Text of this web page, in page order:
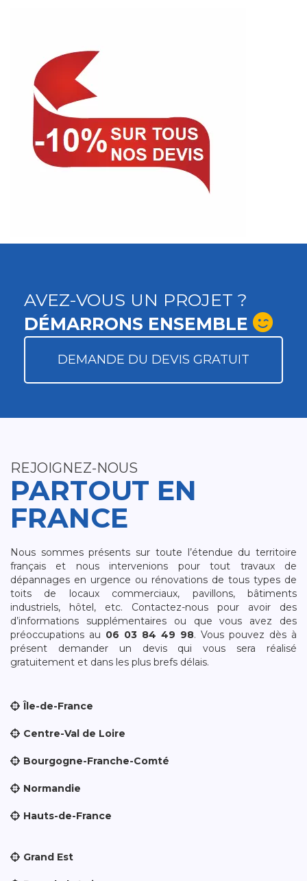
AVEZ-VOUS UN PROJET ?
DÉMARRONS ENSEMBLE
DEMANDE DU DEVIS GRATUIT
REJOIGNEZ-NOUS
PARTOUT EN
FRANCE
Nous sommes présents sur toute l’étendue du territoire
français et nous intervenions pour tout travaux de
dépannages en urgence ou rénovations de tous types de
toits de locaux commerciaux, pavillons, bâtiments
industriels, hôtel, etc. Contactez-nous pour avoir des
d’informations supplémentaires ou que vous avez des
préoccupations au 06 03 84 49 98. Vous pouvez dès à
présent demander un devis qui vous sera réalisé
gratuitement et dans les plus brefs délais.
Île-de-France
Centre-Val de Loire
Bourgogne-Franche-Comté
Normandie
Hauts-de-France
Grand Est